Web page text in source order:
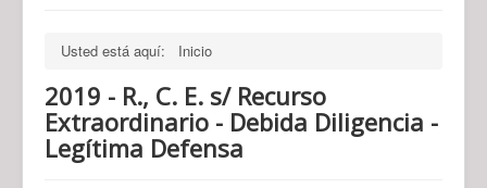
Legislación
Novedades
Recursos y Servicios de Atención
Contacto
Usted está aquí: Inicio
2019 - R., C. E. s/ Recurso
Extraordinario - Debida Diligencia -
Legítima Defensa